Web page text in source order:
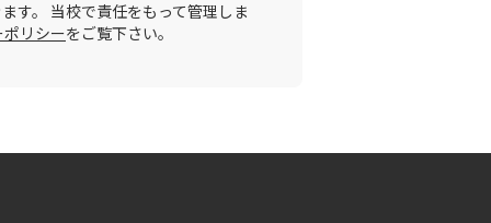
す。 当校で責任をもって管理しま
リシーをご覧下さい。